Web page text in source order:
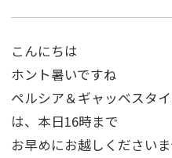
こんにちは
ホント暑いですね
ペルシア＆ギャッベスタ
は、本日16時まで
お早めにお越しください